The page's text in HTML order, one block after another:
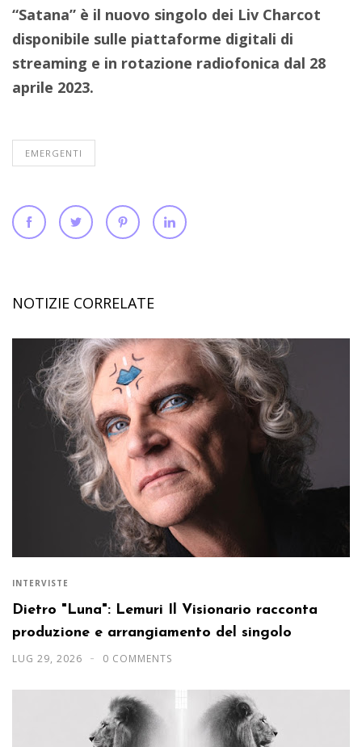
“Satana” è il nuovo singolo dei Liv Charcot
disponibile sulle piattaforme digitali di
streaming e in rotazione radiofonica dal 28
aprile 2023.
EMERGENTI
NOTIZIE CORRELATE
INTERVISTE
Dietro "Luna": Lemuri Il Visionario racconta
produzione e arrangiamento del singolo
LUG 29, 2026 0 COMMENTS